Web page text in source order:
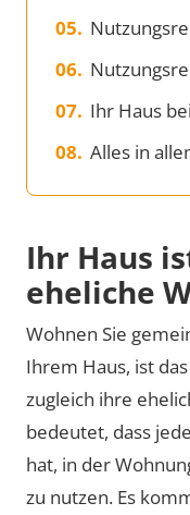
Ihr Haus
Alles in
Ihr Haus
eheliche
Wohnen Sie
Ihrem Haus, ist
zugleich ihre
bedeutet, dass
hat, in der
zu nutzen. Es